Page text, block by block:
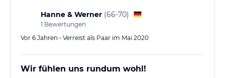
Hanne & Werner (66-70)
1 Bewertungen
Vor 6 Jahren • Verreist als Paar im Mai 2020
Wir fühlen uns rundum wohl!